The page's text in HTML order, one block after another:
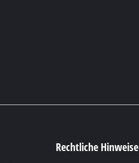
Rechtliche Hinweise